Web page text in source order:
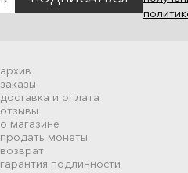
архив
заказы
доставка и оплата
отзывы
о магазине
продать монеты
возврат
гарантия подлинности